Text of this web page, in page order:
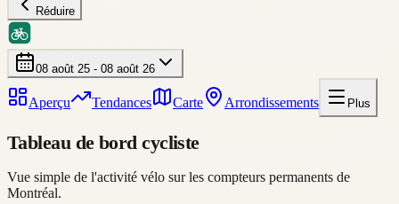
Réduire
08 août 25 - 08 août 26
Aperçu Tendances Carte Arrondissements Plus
Tableau de bord cycliste
Vue simple de l'activité vélo sur les compteurs permanents de
Montréal.